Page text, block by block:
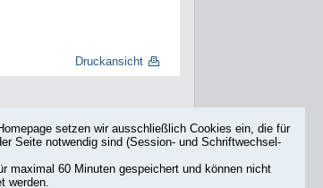
Druckansicht
setzen wir ausschließlich Cookies ein, die für
Seite notwendig sind (Session- und Schriftwechsel-
maximal 60 Minuten gespeichert und können nicht
werden.